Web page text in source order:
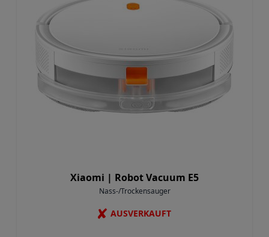
Xiaomi | Robot Vacuum E5
Nass-/Trockensauger
✘ AUSVERKAUFT